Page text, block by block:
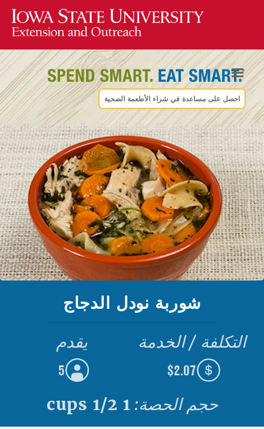
احصل على مساعدة في شراء الأطعمة الصحية
شوربة نودل الدجاج
يقدم
5
التكلفة / الخدمة
$2.07
حجم الحصة: 1 1/2 cups